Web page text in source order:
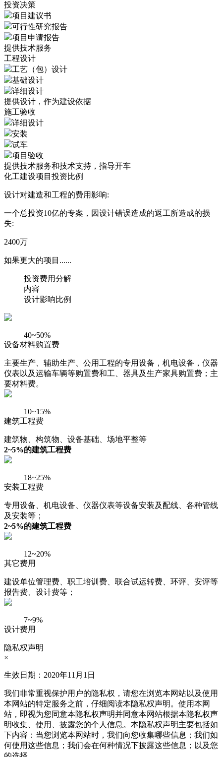
投资决策
项目建议书
可行性研究报告
项目申请报告
提供技术服务
工程设计
工艺（包）设计
基础设计
详细设计
提供设计，作为建设依据
施工验收
详细设计
安装
试车
项目验收
提供技术服务和技术支持，指导开车
化工建设项目投资比例
设计对建造和工程的费用影响:
一个总投资10亿的专案，因设计错误造成的返工所造成的损
失:
2400万
如果更大的项目......
投资费用分解
内容
设计影响比例
40~50%
设备材料购置费
主要生产、辅助生产、公用工程的专用设备，机电设备，仪器
仪表以及运输车辆等购置费和工、器具及生产家具购置费；主
要材料费。
10~15%
建筑工程费
建筑物、构筑物、设备基础、场地平整等
2~5%的建筑工程费
18~25%
安装工程费
专用设备、机电设备、仪器仪表等设备安装及配线、各种管线
及安装等；
2~5%的建筑工程费
12~20%
其它费用
建设单位管理费、职工培训费、联合试运转费、环评、安评等
报告费、设计费等；
7~9%
设计费用
隐私权声明
×
生效日期：2020年11月1日
我们非常重视保护用户的隐私权，请您在浏览本网站以及使用
本网站的特定服务之前，仔细阅读本隐私权声明。使用本网
站，即视为您同意本隐私权声明并同意本网站根据本隐私权声
明收集、使用、披露您的个人信息。本隐私权声明主要包括如
下内容：当您浏览本网站时，我们向您收集哪些信息；我们如
何使用这些信息；我们会在何种情况下披露这些信息；以及您